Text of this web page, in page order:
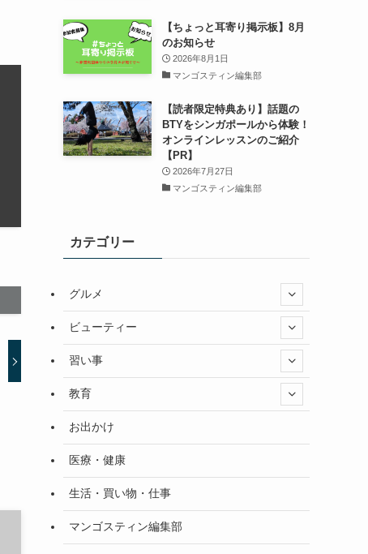
【ちょっと耳寄り掲示板】8月
のお知らせ
2026年8月1日
マンゴスティン編集部
【読者限定特典あり】話題の
BTYをシンガポールから体験！
オンラインレッスンのご紹介
【PR】
2026年7月27日
マンゴスティン編集部
カテゴリー
グルメ
ビューティー
習い事
教育
お出かけ
医療・健康
生活・買い物・仕事
マンゴスティン編集部